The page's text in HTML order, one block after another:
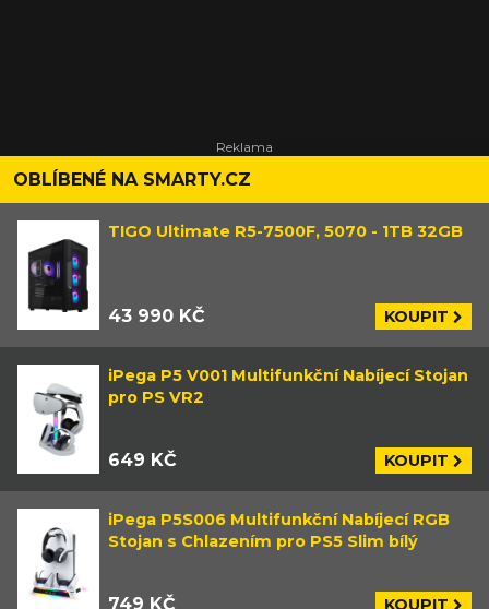
OBLÍBENÉ NA SMARTY.CZ
TIGO Ultimate R5-7500F, 5070 - 1TB 32GB
43 990 KČ KOUPIT
iPega P5 V001 Multifunkční Nabíjecí Stojan
pro PS VR2
649 KČ KOUPIT
iPega P5S006 Multifunkční Nabíjecí RGB
Stojan s Chlazením pro PS5 Slim bílý
749 KČ KOUPIT